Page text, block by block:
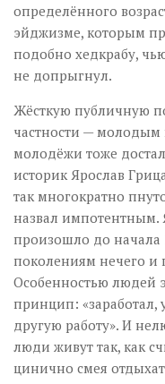
определённого
эйджизме, которым
подобно хедкрабу,
не допрыгнул.
Жёсткую публичную
частности —
молодёжи тоже
историк Ярослав
так многократно
назвал импотентным.
произошло до
поколениям нечего и
Особенностью людей
принцип: «заработал,
другую работу». И
люди живут так, как
цинично смея